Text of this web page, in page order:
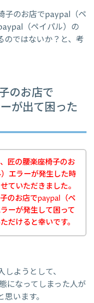
子のお店でpaypal（ペ
（ペイパル）の
のではないか？と、考
のお店で
が出て困った
匠の腰楽座椅子のお
エラーが発生した時
ていただきました。
のお店でpaypal（ペ
ーが発生して困って
だけると幸いです。
ようとして、
になってしまった人が
います。